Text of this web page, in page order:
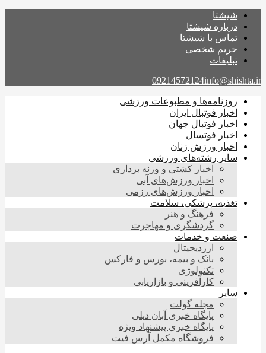
شیشتا
درباره شیشتا
تماس با شیشتا
حریم شخصی
تبلیغات
09214572124info@shishta.ir
روزنامه‌ها و مطبوعات ورزشی
اخبار فوتبال ایران
اخبار فوتبال جهان
اخبار فوتسال
اخبار ورزش زنان
سایر رشته‌های ورزشی
اخبار کشتی و وزنه برداری
اخبار ورزش‌های آبی
اخبار ورزش‌های رزمی
تغذیه، پزشکی، سلامت
فرهنگ و هنر
گردشگری و مهاجرت
صنعت و خدمات
ارزدیجیتال
بانک و بیمه، بورس و فارکس
تکنولوژی
کارآفرینی و بازاریابی
سایر
مجله گولت
پایگاه خبری آبان دیلی
پایگاه خبری پیشنهاد ویژه
فروشگاه مکمل آرس فیت